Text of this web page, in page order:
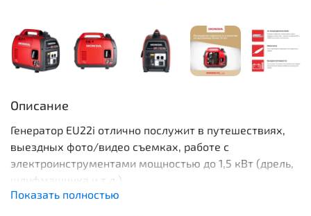
Описание
Генератор EU22i отлично послужит в путешествиях,
выездных фото/видео съемках, работе с
электроинструментами мощностью до 1,5 кВт (дрель,
шлифмашинка и т.д.).
Показать полностью